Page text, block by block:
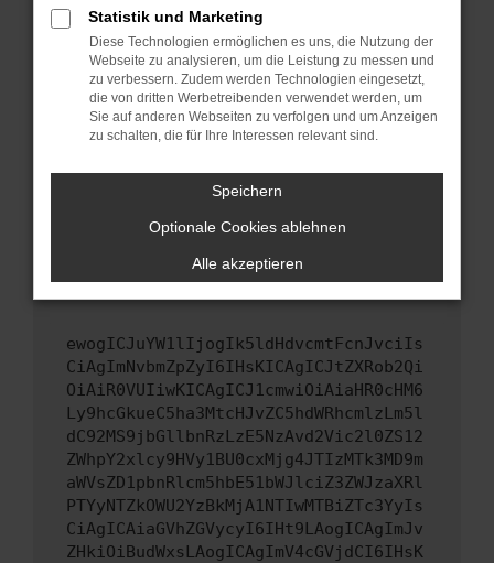
Betriebssystem auf dem neuesten Stand
sind.
Veraltete Software birgt nicht nur ein
Sicherheitsrisiko, sondern kann auch dazu
führen, dass bestimmte Funktionen nicht mehr
unterstützt werden.
Wende dich an den Webseitenbetreiber.
Wenn du alle oben genannten Schritte versucht
hast, kontaktiere uns bitte. Wir werden
versuchen, das Problem zu beheben. Du kannst
uns diesen Text schicken, um uns bei der
ewogICJuYW1lIjogIk5ldHdvcmtFcnJvciIs
CiAgImNvbmZpZyI6IHsKICAgICJtZXRob2Qi
OiAiR0VUIiwKICAgICJ1cmwiOiAiaHR0cHM6
Ly9hcGkueC5ha3MtcHJvZC5hdWRhcmlzLm5l
dC92MS9jbGllbnRzLzE5NzAvd2Vic2l0ZS12
ZWhpY2xlcy9HVy1BU0cxMjg4JTIzMTk3MD9m
aWVsZD1pbnRlcm5hbE51bWJlciZ3ZWJzaXRl
PTYyNTZkOWU2YzBkMjA1NTIwMTBiZTc3YyIs
CiAgICAiaGVhZGVycyI6IHt9LAogICAgImJv
ZHkiOiBudWxsLAogICAgImV4cGVjdCI6IHsK
Statistik und Marketing
Diese Technologien ermöglichen es uns, die Nutzung der
Webseite zu analysieren, um die Leistung zu messen und
zu verbessern. Zudem werden Technologien eingesetzt,
die von dritten Werbetreibenden verwendet werden, um
Sie auf anderen Webseiten zu verfolgen und um Anzeigen
zu schalten, die für Ihre Interessen relevant sind.
Speichern
Optionale Cookies ablehnen
Alle akzeptieren